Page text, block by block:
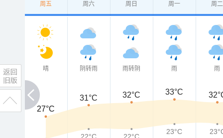
周五 周六 周日 周一 周二
晴 阴转雨 雨转阴 雨 雨
27°C
27°C
31°C 32°C 33°C
23°C